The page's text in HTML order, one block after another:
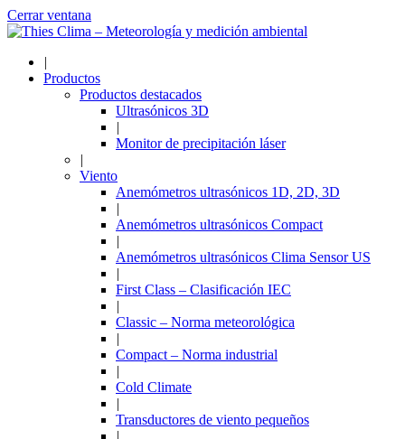
Cerrar ventana
|
Productos
Productos destacados
Ultrasónicos 3D
|
Monitor de precipitación láser
|
Viento
Anemómetros ultrasónicos 1D, 2D, 3D
|
Anemómetros ultrasónicos Compact
|
Anemómetros ultrasónicos Clima Sensor US
|
First Class – Clasificación IEC
|
Classic – Norma meteorológica
|
Compact – Norma industrial
|
Cold Climate
|
Transductores de viento pequeños
|